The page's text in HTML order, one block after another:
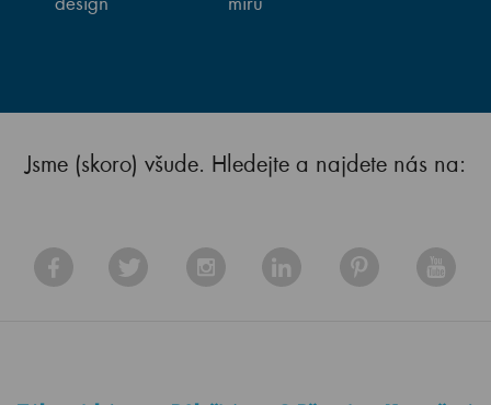
Jsme (skoro) všude. Hledejte a najdete nás na: